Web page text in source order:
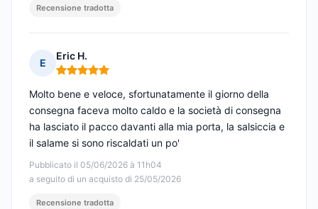
Recensione tradotta
E
Eric H.
Nota: 5 su 5
Pubblicato il 05/06/2026 à 11h04
a seguito di un acquisto di 25/05/2026
Molto bene e veloce, sfortunatamente il giorno della
consegna faceva molto caldo e la società di consegna
ha lasciato il pacco davanti alla mia porta, la salsiccia e
il salame si sono riscaldati un po'
Recensione tradotta